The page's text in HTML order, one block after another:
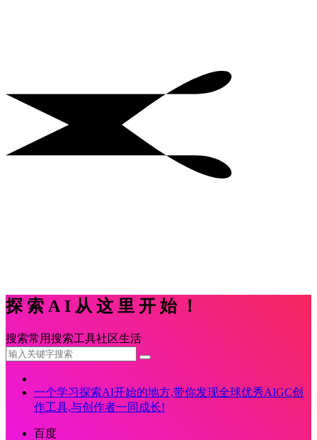
探索AI从这里开始！
搜索常用搜索工具社区生活
一个学习探索AI开始的地方,带你发现全球优秀AIGC创
作工具,与创作者一同成长!
百度